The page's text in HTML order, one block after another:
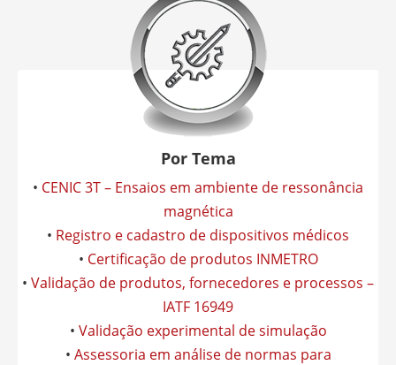
Por Tema
• CENIC 3T – Ensaios em ambiente de ressonância
magnética
• Registro e cadastro de dispositivos médicos
• Certificação de produtos INMETRO
• Validação de produtos, fornecedores e processos –
IATF 16949
• Validação experimental de simulação
• Assessoria em análise de normas para